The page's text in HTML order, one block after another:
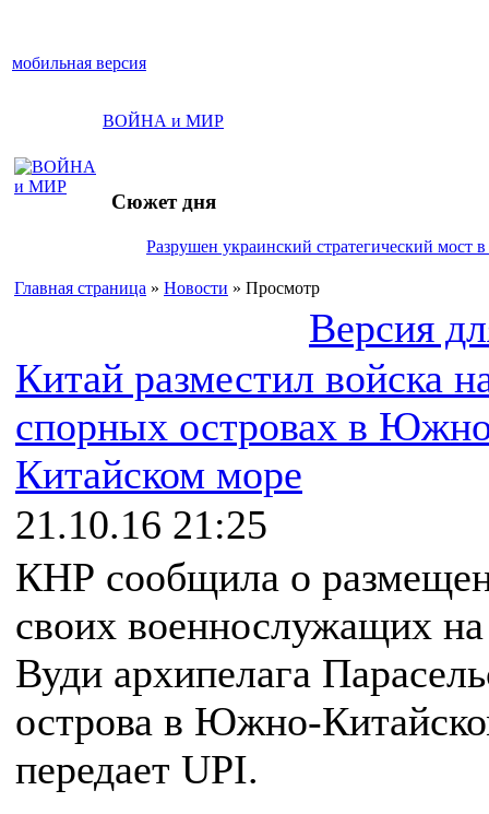
мобильная версия
ВОЙНА и МИР
Сюжет дня
Разрушен украинский стратегический мост в
Главная страница » Новости » Просмотр
Версия
Китай разместил войска
спорных островах в
Китайском море
21.10.16 21:25
КНР сообщила о
своих военнослужащих на
Вуди архипелага
острова в Южно-
передает UPI.